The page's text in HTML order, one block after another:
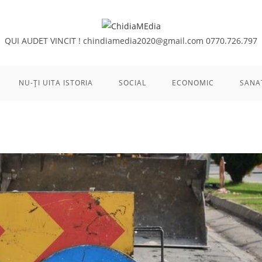
QUI AUDET VINCIT ! chindiamedia2020@gmail.com 0770.726.797
NU-ȚI UITA ISTORIA SOCIAL ECONOMIC